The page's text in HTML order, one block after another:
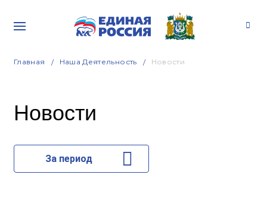
Главная Наша Деятельность Новости
Новости
За период